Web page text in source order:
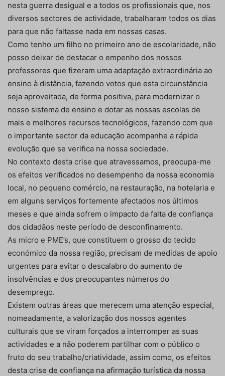
nesta guerra desigual e a todos os profissionais que, nos
diversos sectores de actividade, trabalharam todos os dias
para que não faltasse nada em nossas casas.
Como tenho um filho no primeiro ano de escolaridade, não
posso deixar de destacar o empenho dos nossos
professores que fizeram uma adaptação extraordinária ao
ensino à distância, fazendo votos que esta circunstância
seja aproveitada, de forma positiva, para modernizar o
nosso sistema de ensino e dotar as nossas escolas de
mais e melhores recursos tecnológicos, fazendo com que
o importante sector da educação acompanhe a rápida
evolução que se verifica na nossa sociedade.
No contexto desta crise que atravessamos, preocupa-me
os efeitos verificados no desempenho da nossa economia
local, no pequeno comércio, na restauração, na hotelaria e
em alguns serviços fortemente afectados nos últimos
meses e que ainda sofrem o impacto da falta de confiança
dos cidadãos neste período de desconfinamento.
As micro e PME’s, que constituem o grosso do tecido
económico da nossa região, precisam de medidas de apoio
urgentes para evitar o descalabro do aumento de
insolvências e dos preocupantes números do
desemprego.
Existem outras áreas que merecem uma atenção especial,
nomeadamente, a valorização dos nossos agentes
culturais que se viram forçados a interromper as suas
actividades e a não poderem partilhar com o público o
fruto do seu trabalho/criatividade, assim como, os efeitos
desta crise de confiança na afirmação turística da nossa